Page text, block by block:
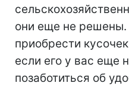
они еще не
приобрести
если его у вас еще
позаботиться об